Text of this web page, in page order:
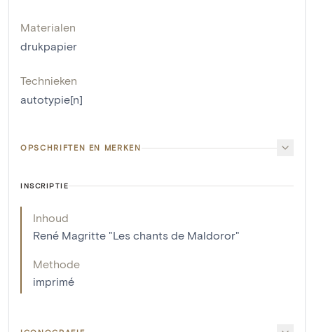
Materialen
drukpapier
Technieken
autotypie[n]
OPSCHRIFTEN EN MERKEN
INSCRIPTIE
Inhoud
René Magritte "Les chants de Maldoror"
Methode
imprimé